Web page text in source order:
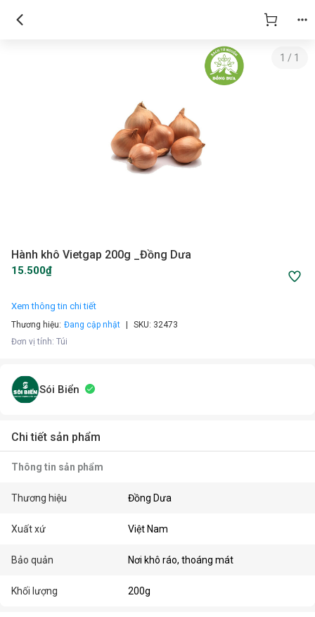
1 / 1
Hành khô Vietgap 200g _Đồng Dưa
15.500₫
Xem thông tin chi tiết
Thương hiệu: Đang cập nhật SKU: 32473
Đơn vị tính: Túi
Sói Biển
Chi tiết sản phẩm
Thông tin sản phẩm
Thương hiệu Đồng Dưa
Xuất xứ Việt Nam
Bảo quản Nơi khô ráo, thoáng mát
Khối lượng 200g